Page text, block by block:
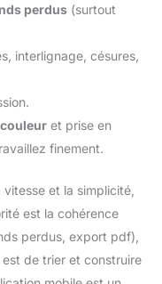
perdus (surtout
interlignage, césures,
et prise en
finement.
et la simplicité,
est la cohérence
perdus, export pdf),
de trier et construire